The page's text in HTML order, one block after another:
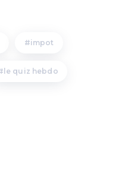
impot
le quiz hebdo